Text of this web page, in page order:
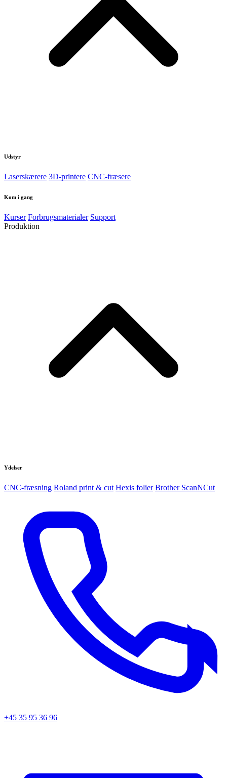
Udstyr
Laserskærere 3D-printere CNC-fræsere
Kom i gang
Kurser Forbrugsmaterialer Support
Produktion
Ydelser
CNC-fræsning Roland print & cut Hexis folier Brother ScanNCut
+45 35 95 36 96